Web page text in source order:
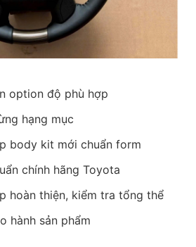
option độ phù hợp
hạng mục
body kit mới chuẩn form
chính hãng Toyota
hoàn thiện, kiểm tra tổng thể
hành sản phẩm